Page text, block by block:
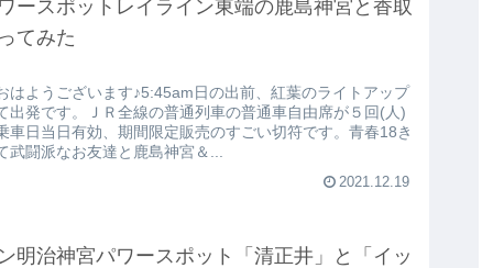
ースポットレイライン東端の鹿島神宮と香取
てみた
はようございます♪5:45am日の出前、紅葉のライトアップ
出発です。ＪＲ全線の普通列車の普通車自由席が５回(人)
車日当日有効、期間限定販売のすごい切符です。青春18き
武闘派なお友達と鹿島神宮＆...
2021.12.19
明治神宮パワースポット「清正井」と「イッ